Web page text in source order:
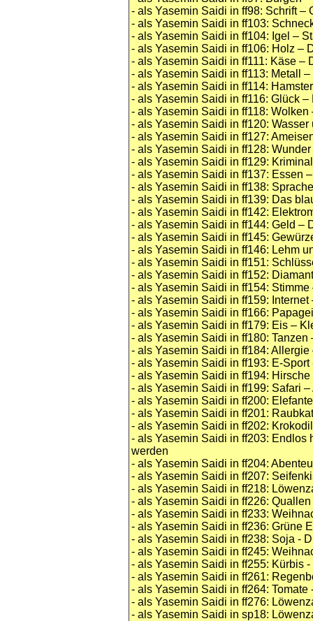
- als Yasemin Saidi in ff98: Schrift –
- als Yasemin Saidi in ff103:
- als Yasemin Saidi in ff104: Igel –
- als Yasemin Saidi in ff106: Holz –
- als Yasemin Saidi in ff111: Käse –
- als Yasemin Saidi in ff113: Metall
- als Yasemin Saidi in ff114:
- als Yasemin Saidi in ff116: Glück
- als Yasemin Saidi in ff118:
- als Yasemin Saidi in ff120:
- als Yasemin Saidi in ff127:
- als Yasemin Saidi in ff128:
- als Yasemin Saidi in ff129:
- als Yasemin Saidi in ff137: Essen
- als Yasemin Saidi in ff138:
- als Yasemin Saidi in ff139: Das
- als Yasemin Saidi in ff142:
- als Yasemin Saidi in ff144: Geld –
- als Yasemin Saidi in ff145:
- als Yasemin Saidi in ff146: Lehm
- als Yasemin Saidi in ff151:
- als Yasemin Saidi in ff152:
- als Yasemin Saidi in ff154:
- als Yasemin Saidi in ff159:
- als Yasemin Saidi in ff166:
- als Yasemin Saidi in ff179: Eis –
- als Yasemin Saidi in ff180: Tanzen
- als Yasemin Saidi in ff184:
- als Yasemin Saidi in ff193: E-
- als Yasemin Saidi in ff194:
- als Yasemin Saidi in ff199: Safari
- als Yasemin Saidi in ff200:
- als Yasemin Saidi in ff201:
- als Yasemin Saidi in ff202:
- als Yasemin Saidi in ff203:
werden
- als Yasemin Saidi in ff204:
- als Yasemin Saidi in ff207:
- als Yasemin Saidi in ff218:
- als Yasemin Saidi in ff226:
- als Yasemin Saidi in ff233:
- als Yasemin Saidi in ff236: Grüne
- als Yasemin Saidi in ff238: Soja -
- als Yasemin Saidi in ff245:
- als Yasemin Saidi in ff255: Kürbis
- als Yasemin Saidi in ff261:
- als Yasemin Saidi in ff264:
- als Yasemin Saidi in ff276:
- als Yasemin Saidi in sp18: